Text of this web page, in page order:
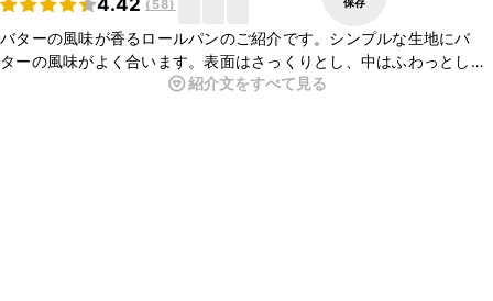
4.42 ( 58)
バターの風味が香るロールパンのご紹介です。シンプルな生地にバ
ターの風味がよく合います。表面はさっくりとし、中はふわっとした
食感がたまらないおいしさです。手ごねで作るパンは少し手間はかか
紹介文をすべて見る